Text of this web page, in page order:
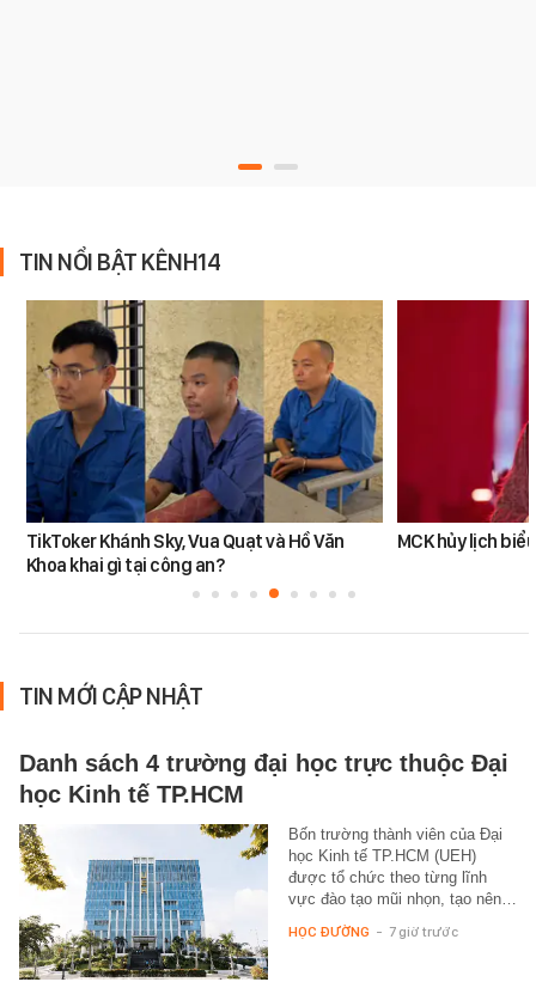
TIN NỔI BẬT KÊNH14
TikToker Khánh Sky, Vua Quạt và Hồ Văn
Khoa khai gì tại công an?
MCK hủy lịch
TIN MỚI CẬP NHẬT
Danh sách 4 trường đại học trực thuộc Đại
học Kinh tế TP.HCM
Bốn trường thành viên của Đại
học Kinh tế TP.HCM (UEH)
được tổ chức theo từng lĩnh
vực đào tạo mũi nhọn, tạo nên…
HỌC ĐƯỜNG - 7 giờ trước